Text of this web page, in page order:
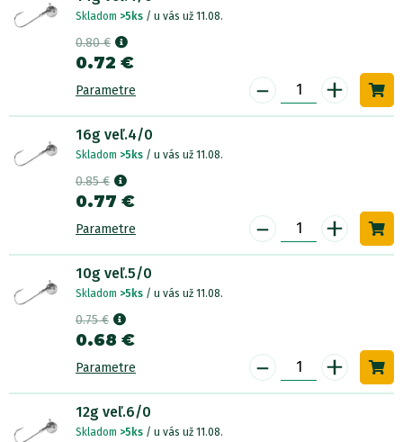
Skladom >5ks / u vás už 11.08.
0.80 €
0.72 €
Parametre - +
16g veľ.4/0
Skladom >5ks / u vás už 11.08.
0.85 €
0.77 €
Parametre - +
10g veľ.5/0
Skladom >5ks / u vás už 11.08.
0.75 €
0.68 €
Parametre - +
12g veľ.6/0
Skladom >5ks / u vás už 11.08.